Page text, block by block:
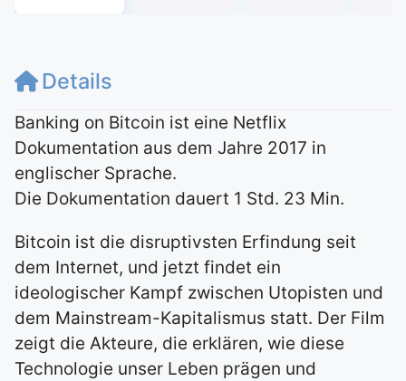
Details
Banking on Bitcoin ist eine Netflix
Dokumentation aus dem Jahre 2017 in
englischer Sprache.
Die Dokumentation dauert 1 Std. 23 Min.
Bitcoin ist die disruptivsten Erfindung seit
dem Internet, und jetzt findet ein
ideologischer Kampf zwischen Utopisten und
dem Mainstream-Kapitalismus statt. Der Film
zeigt die Akteure, die erklären, wie diese
Technologie unser Leben prägen und